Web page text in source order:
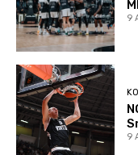
9
9